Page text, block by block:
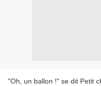
"Oh, un ballon !" se dit Petit